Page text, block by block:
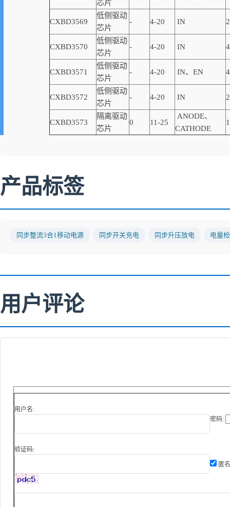
芯片
CXBD3569
低侧驱动
芯片
- 4-20 IN
CXBD3570
低侧驱动
芯片
- 4-20 IN
CXBD3571
低侧驱动
芯片
- 4-20 IN、EN
CXBD3572
低侧驱动
芯片
- 4-20 IN
CXBD3573
隔离驱动
芯片
0 11-25
ANODE、
CATHODE
1
产品标签
同步整流3合1移动电源 同步开关充电 同步升压放电 电量
用户评论
用户名:
密码:
验证码:
匿